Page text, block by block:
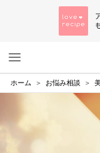
ホーム お悩み相談